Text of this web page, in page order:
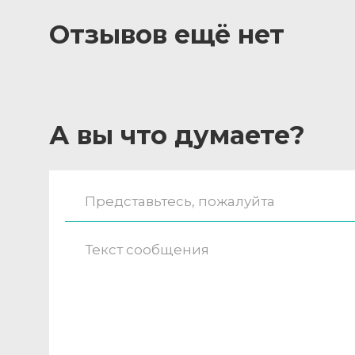
Отзывов ещё нет
А вы что думаете?